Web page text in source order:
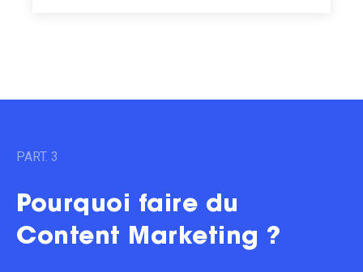
PART. 3
Pourquoi faire du
Content Marketing ?